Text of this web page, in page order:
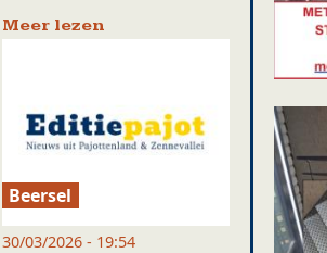
Meer lezen
Beersel
30/03/2026 - 19:54